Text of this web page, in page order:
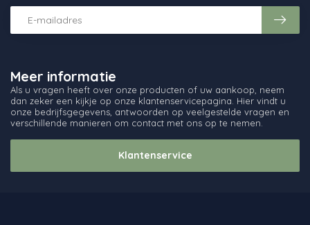
Meer informatie
Als u vragen heeft over onze producten of uw aankoop, neem
dan zeker een kijkje op onze klantenservicepagina. Hier vindt u
onze bedrijfsgegevens, antwoorden op veelgestelde vragen en
verschillende manieren om contact met ons op te nemen.
Klantenservice